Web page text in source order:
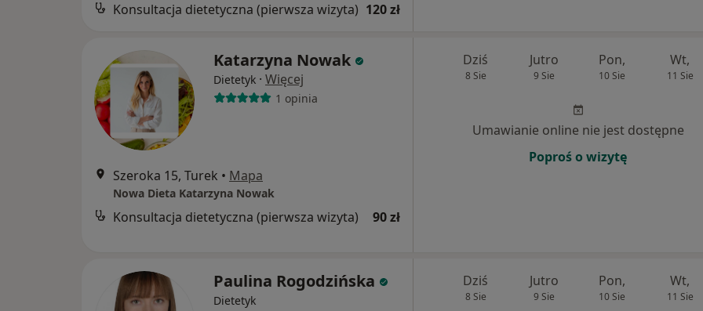
Konsultacja dietetyczna (pierwsza wizyta) 120 zł
Katarzyna Nowak
Dietetyk · Więcej
1 opinia
Szeroka 15, Turek • Mapa
Nowa Dieta Katarzyna Nowak
Konsultacja dietetyczna (pierwsza wizyta) 90 zł
Dziś
8 Sie
Jutro
9 Sie
Pon,
10 Sie
Wt,
11 Sie
Umawianie online nie jest dostępne
Poproś o wizytę
Paulina Rogodzińska
Dietetyk
Dziś
8 Sie
Jutro
9 Sie
Pon,
10 Sie
Wt,
11 Sie